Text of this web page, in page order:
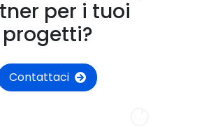
per i tuoi
progetti?
Contattaci